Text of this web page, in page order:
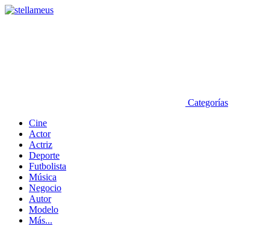
Categorías
Cine
Actor
Actriz
Deporte
Futbolista
Música
Negocio
Autor
Modelo
Más...